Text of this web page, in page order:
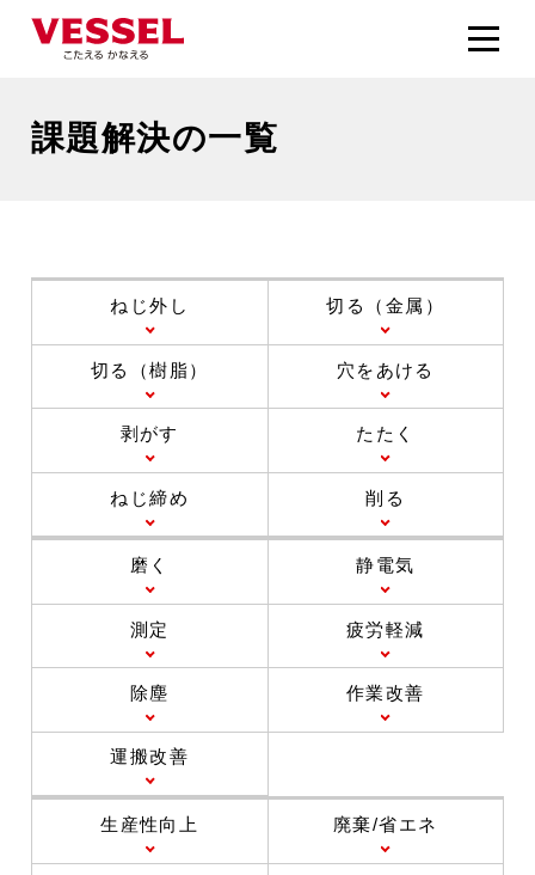
課題解決の一覧
ねじ外し 切る（金属）
切る（樹脂） 穴をあける
剥がす たたく
ねじ締め 削る
磨く 静電気
測定 疲労軽減
除塵 作業改善
運搬改善
生産性向上 廃棄/省エネ